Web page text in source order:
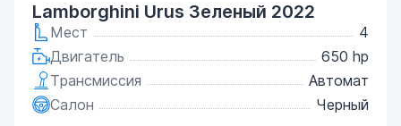
Lamborghini Urus Зеленый 2022
Мест
4
Двигатель
650 hp
Трансмиссия
Автомат
Салон
Черный